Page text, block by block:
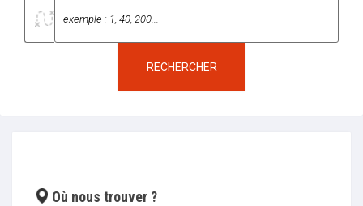
RECHERCHER
Où nous trouver ?